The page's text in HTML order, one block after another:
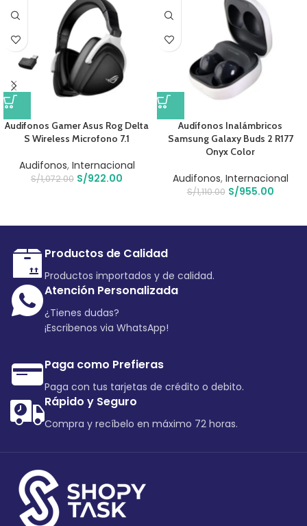
Audifonos Gamer Asus Rog Delta
S Wireless Microfono 7.1
Audifonos, Internacional
S/1,072.00 S/922.00
Audífonos Inalámbricos
Samsung Galaxy Buds 2 R177
Onyx Color
Audifonos, Internacional
S/1,110.00 S/955.00
Productos de Calidad
Productos importados y de calidad.
Atención Personalizada
¿Tienes dudas?
¡Escribenos via WhatsApp!
Paga como Prefieras
Paga con tus tarjetas de crédito o debito.
Rápido y Seguro
Compra y recíbelo en máximo 72 horas.